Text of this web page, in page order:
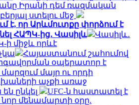
Իրանի դեմ ռազմական
ստելու մեջ
է, որ Արևմուտքը փորձում է
ՀԱՊԿ-ից․ Վասիլև
Վասիլև․
միջև որևէ
Հայաստանում շահումով
օպերատոր է
մայր ու որդի
աչքի առաջ
ընկել
UFC-ն հաստատել է
մենամարտի օրը.